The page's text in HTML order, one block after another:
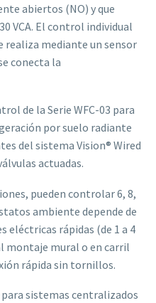
abiertos (NO) y que
VCA. El control individual
mediante un sensor
conecta la
de la Serie WFC-03 para
por suelo radiante
del sistema Vision® Wired
actuadas.
pueden controlar 6, 8,
ambiente depende de
eléctricas rápidas (de 1 a 4
montaje mural o en carril
rápida sin tornillos.
para sistemas centralizados